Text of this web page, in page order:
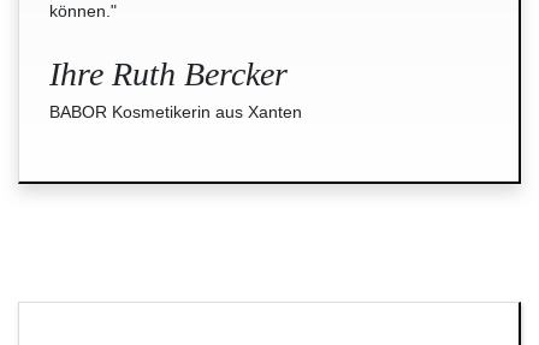
können."
Ihre Ruth Bercker
BABOR Kosmetikerin aus Xanten